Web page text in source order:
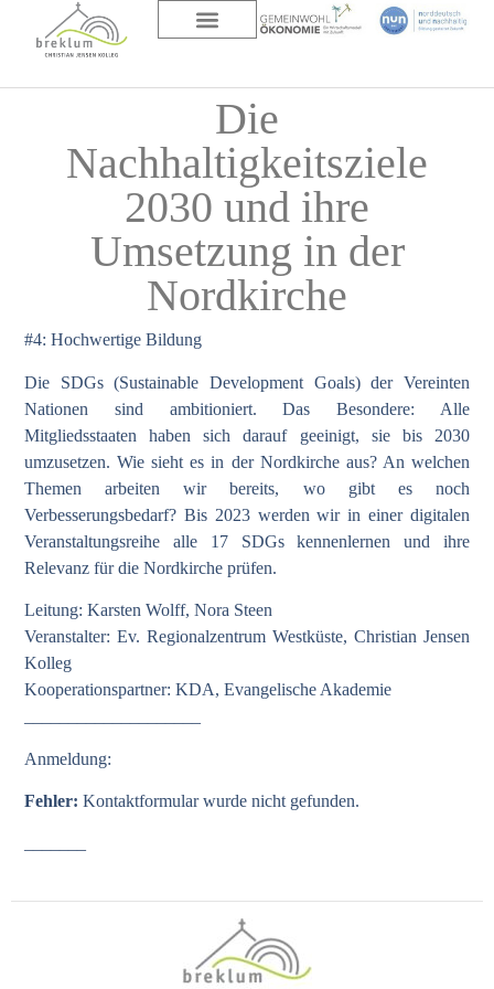
Die
Nachhaltigkeitsziele
2030 und ihre
Umsetzung in der
Nordkirche
#4: Hochwertige Bildung
Die SDGs (Sustainable Development Goals) der Vereinten
Nationen sind ambitioniert. Das Besondere: Alle
Mitgliedsstaaten haben sich darauf geeinigt, sie bis 2030
umzusetzen. Wie sieht es in der Nordkirche aus? An welchen
Themen arbeiten wir bereits, wo gibt es noch
Verbesserungsbedarf? Bis 2023 werden wir in einer digitalen
Veranstaltungsreihe alle 17 SDGs kennenlernen und ihre
Relevanz für die Nordkirche prüfen.
Leitung: Karsten Wolff, Nora Steen
Veranstalter: Ev. Regionalzentrum Westküste, Christian Jensen
Kolleg
Kooperationspartner: KDA, Evangelische Akademie
Anmeldung:
Fehler: Kontaktformular wurde nicht gefunden.